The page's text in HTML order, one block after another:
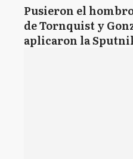
Pusieron el
de Tornquist y
aplicaron la